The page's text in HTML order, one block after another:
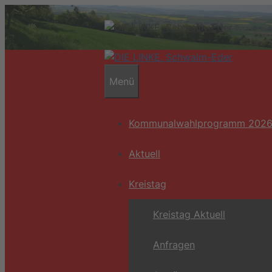
Zum
Inhalt
Menü
Kommunalwahlprogramm 2026
Aktuell
Kreistag
Kreistag Aktuell
Anfragen